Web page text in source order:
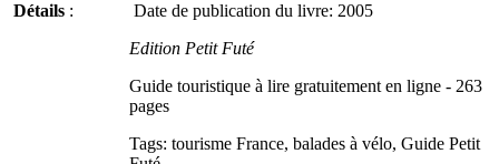
Détails :
Date de publication du livre: 2005
Edition Petit Futé
Guide touristique à lire gratuitement en ligne - 263
pages
Tags: tourisme France, balades à vélo, Guide Petit